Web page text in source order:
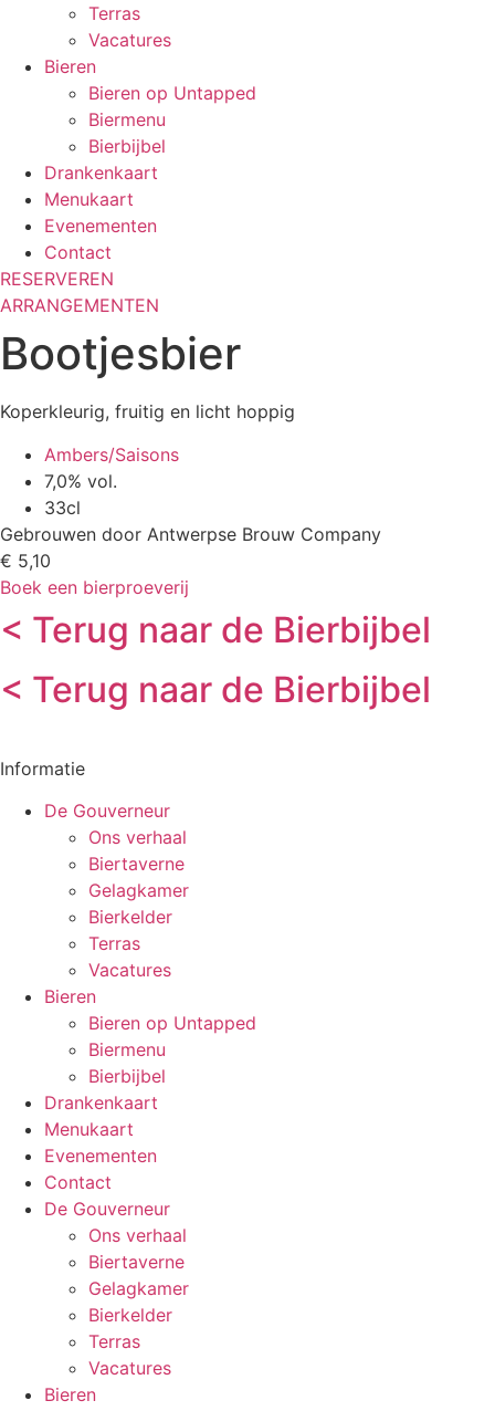
Terras
Vacatures
Bieren
Bieren op Untapped
Biermenu
Bierbijbel
Drankenkaart
Menukaart
Evenementen
Contact
RESERVEREN
ARRANGEMENTEN
Bootjesbier
Koperkleurig, fruitig en licht hoppig
Ambers/Saisons
7,0% vol.
33cl
Gebrouwen door Antwerpse Brouw Company
€ 5,10
Boek een bierproeverij
< Terug naar de Bierbijbel
< Terug naar de Bierbijbel
Informatie
De Gouverneur
Ons verhaal
Biertaverne
Gelagkamer
Bierkelder
Terras
Vacatures
Bieren
Bieren op Untapped
Biermenu
Bierbijbel
Drankenkaart
Menukaart
Evenementen
Contact
De Gouverneur
Ons verhaal
Biertaverne
Gelagkamer
Bierkelder
Terras
Vacatures
Bieren